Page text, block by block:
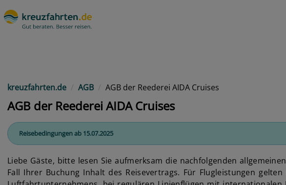
kreuzfahrten.de AGB AGB der Reederei AIDA Cruises
AGB der Reederei AIDA Cruises
Reisebedingungen ab 15.07.2025
Liebe Gäste, bitte lesen Sie aufmerksam die nachfolgenden
Fall Ihrer Buchung Inhalt des Reisevertrags. Für Flugleistungen